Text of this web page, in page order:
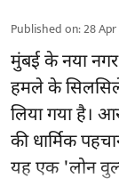
Published on:28
मुंबई के नया नगर
हमले के
लिया गया है।
कीधार्मिक
यह एक 'लोन